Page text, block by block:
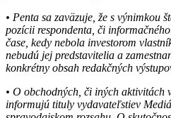
• Penta sa zaväzuje, že s výnimkou
pozícii respondenta, či
čase, kedy nebola investorom
nebudú jej predstavitelia a
konkrétny obsah redakčných
• O obchodných, či iných aktivitách
informujú tituly vydavateľstiev